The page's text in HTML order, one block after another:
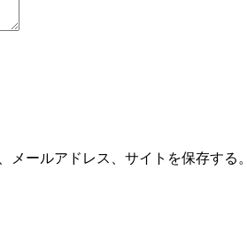
ールアドレス、サイトを保存する。